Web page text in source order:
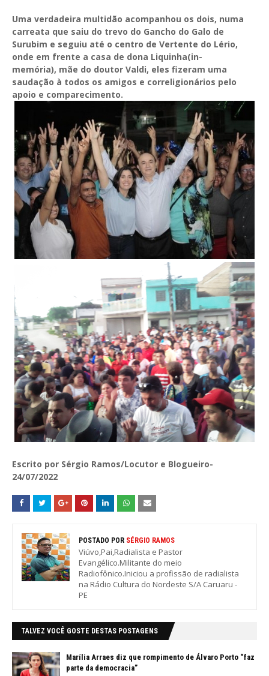
Uma verdadeira multidão acompanhou os dois, numa
carreata que saiu do trevo do Gancho do Galo de
Surubim e seguiu até o centro de Vertente do Lério,
onde em frente a casa de dona Liquinha(in-
memória), mãe do doutor Valdi, eles fizeram uma
saudação à todos os amigos e correligionários pelo
apoio e comparecimento.
Escrito por Sérgio Ramos/Locutor e Blogueiro-
24/07/2022
POSTADO POR SÉRGIO RAMOS
Viúvo,Pai,Radialista e Pastor
Evangélico.Militante do meio
Radiofônico.Iniciou a profissão de radialista
na Rádio Cultura do Nordeste S/A Caruaru -
PE
TALVEZ VOCÊ GOSTE DESTAS POSTAGENS
Marília Arraes diz que rompimento de Álvaro Porto “faz
parte da democracia”